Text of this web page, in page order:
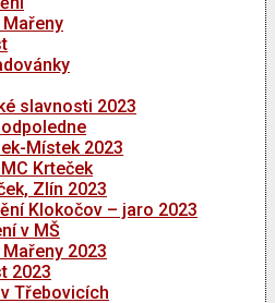
slavnosti 2023
Místek 2023
Krteček
Zlín 2023
Klokočov – jaro 2023
v MŠ
2023
2023
Třebovicích